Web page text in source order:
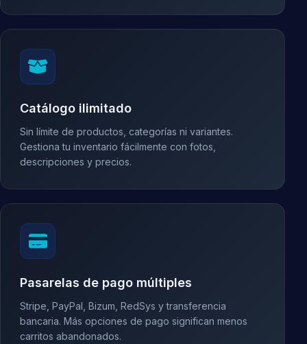
Catálogo ilimitado
Sin límite de productos, categorías ni variantes.
Gestiona tu inventario fácilmente con fotos,
descripciones y precios.
Pasarelas de pago múltiples
Stripe, PayPal, Bizum, RedSys y transferencia
bancaria. Más opciones de pago significan menos
carritos abandonados.